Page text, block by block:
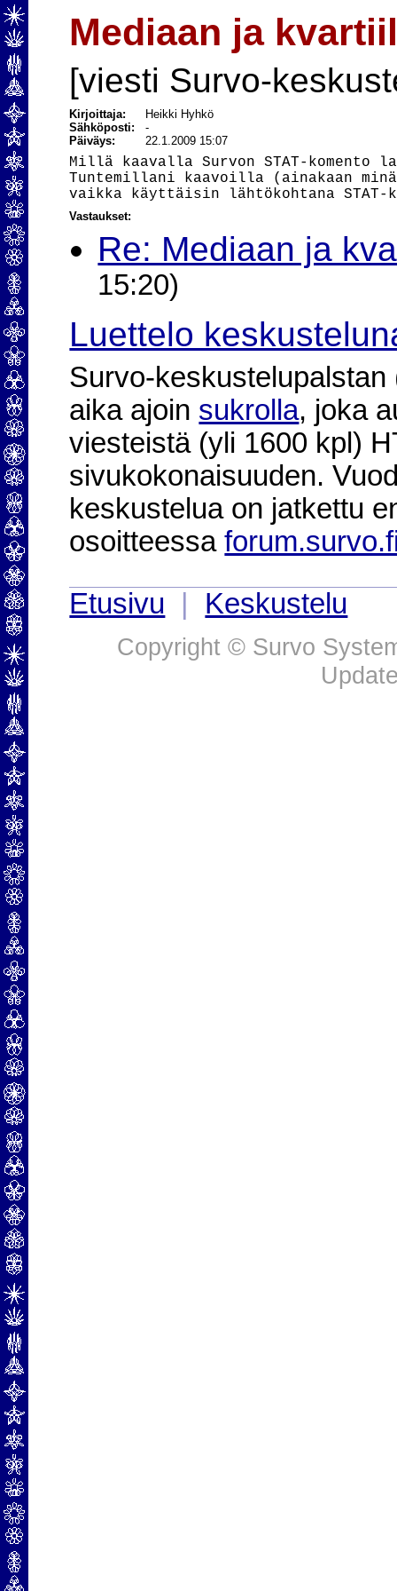
Mediaan ja
[viesti Survo-
Kirjoittaja:
Heikki Hyhkö
Sähköposti:-
Päiväys:
22.1.2009 15:07
Millä kaavalla Survon STAT-
Tuntemillani kaavoilla (ainakaan
Vastaukset:
Re: Mediaan ja
15:20)
Luettelo
Survo-
aika ajoin sukrolla, joka
viesteistä (yli 1600 kpl)
sivukokonaisuuden.
keskustelua on jatkettu
osoitteessa
Etusivu
Keskustelu
Copyright © Survo